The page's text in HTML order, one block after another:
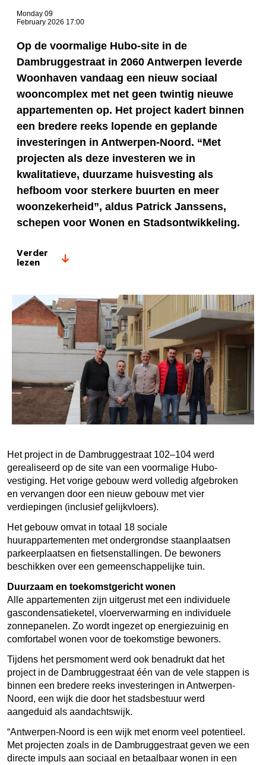
Monday 09
February 2026 17:00
Op de voormalige Hubo-site in de
Dambruggestraat in 2060 Antwerpen leverde
Woonhaven vandaag een nieuw sociaal
wooncomplex met net geen twintig nieuwe
appartementen op. Het project kadert binnen
een bredere reeks lopende en geplande
investeringen in Antwerpen-Noord. “Met
projecten als deze investeren we in
kwalitatieve, duurzame huisvesting als
hefboom voor sterkere buurten en meer
woonzekerheid”, aldus Patrick Janssens,
schepen voor Wonen en Stadsontwikkeling.
Verder
lezen
Het project in de Dambruggestraat 102–104 werd
gerealiseerd op de site van een voormalige Hubo-
vestiging. Het vorige gebouw werd volledig afgebroken
en vervangen door een nieuw gebouw met vier
verdiepingen (inclusief gelijkvloers).
Het gebouw omvat in totaal 18 sociale
huurappartementen met ondergrondse staanplaatsen
parkeerplaatsen en fietsenstallingen. De bewoners
beschikken over een gemeenschappelijke tuin.
Duurzaam en toekomstgericht wonen
Alle appartementen zijn uitgerust met een individuele
gascondensatieketel, vloerverwarming en individuele
zonnepanelen. Zo wordt ingezet op energiezuinig en
comfortabel wonen voor de toekomstige bewoners.
Tijdens het persmoment werd ook benadrukt dat het
project in de Dambruggestraat één van de vele stappen is
binnen een bredere reeks investeringen in Antwerpen-
Noord, een wijk die door het stadsbestuur werd
aangeduid als aandachtswijk.
“Antwerpen-Noord is een wijk met enorm veel potentieel.
Met projecten zoals in de Dambruggestraat geven we een
directe impuls aan sociaal en betaalbaar wonen in een